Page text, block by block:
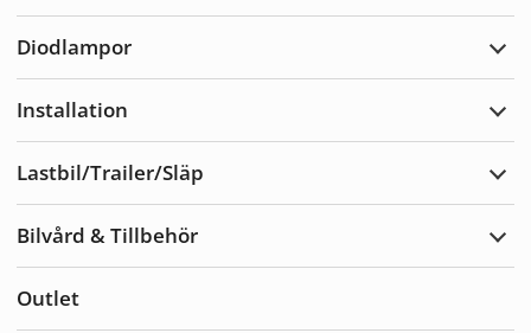
Diodlampor
Installation
Lastbil/Trailer/Släp
Bilvård & Tillbehör
Outlet